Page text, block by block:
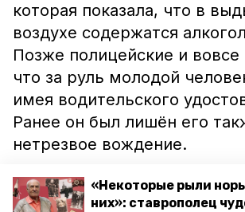
«Некоторые рыли
них»: ставрополец
которая показала, что в
воздухе содержатся
Позже полицейские и вовсе
что за руль молодой
имея водительского
Ранее он был лишён его
нетрезвое вождение.
Автомобилист был
него возбудили уголовное